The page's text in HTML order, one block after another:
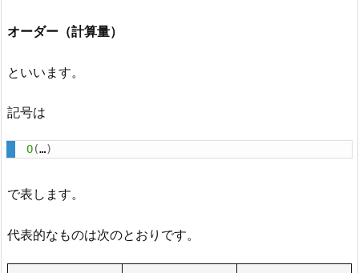
オーダー（計算量）
といいます。
記号は
O(…)
で表します。
代表的なものは次のとおりです。